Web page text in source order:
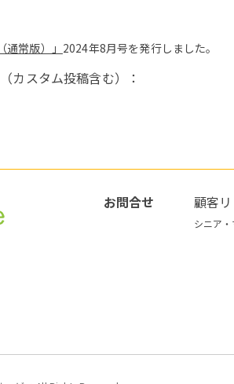
常版）」 2024年8月号を発行しました。
カスタム投稿含む）：
お問合せ 顧客
シニア